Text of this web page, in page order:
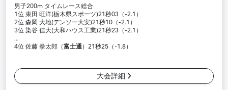
男子200m タイムレース総合
1位 東田 旺洋(栃木県スポーツ)21秒03（-2.1）
2位 森岡 大地(デンソー大安)21秒10（-2.1）
3位 染谷 佳大(大和ハウス工業)21秒23（-2.1）
…
4位 佐藤 拳太郎（富士通）21秒25（-1.8）
大会詳細